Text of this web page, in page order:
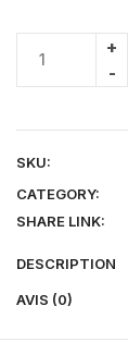
SKU:
CATEGORY:
SHARE LINK:
DESCRIPTION
AVIS (0)